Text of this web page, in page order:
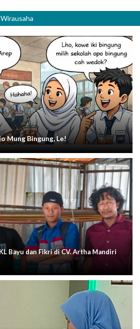
Mung Bingung, Le!
Bayu dan Fikri di CV. Artha Mandiri